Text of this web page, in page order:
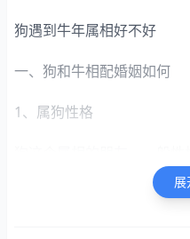
狗遇到牛年属相好不好
一、狗和牛相配婚姻如何
1、属狗性格
人处事随和温柔，不会轻
他们一旦确定了某人是自
展